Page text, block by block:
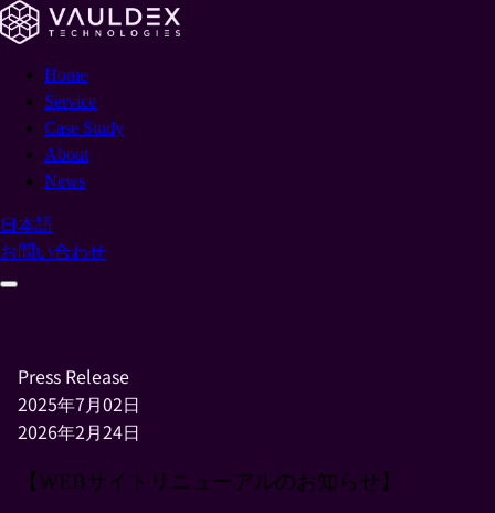
Home
Service
Case Study
About
News
日本語
お問い合わせ
Press Release
2025年7月02日
2026年2月24日
【WEBサイトリニューアルのお知らせ】